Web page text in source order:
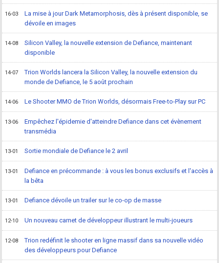
16-03
La mise à jour Dark Metamorphosis, dès à présent disponible, se
dévoile en images
14-08
Silicon Valley, la nouvelle extension de Defiance, maintenant
disponible
14-07
Trion Worlds lancera la Silicon Valley, la nouvelle extension du
monde de Defiance, le 5 août prochain
14-06 Le Shooter MMO de Trion Worlds, désormais Free-to-Play sur PC
13-06
Empêchez l'épidemie d'atteindre Defiance dans cet évènement
transmédia
13-01 Sortie mondiale de Defiance le 2 avril
13-01
Defiance en précommande : à vous les bonus exclusifs et l'accès à
la bêta
13-01 Defiance dévoile un trailer sur le co-op de masse
12-10 Un nouveau carnet de développeur illustrant le multi-joueurs
12-08
Trion redéfinit le shooter en ligne massif dans sa nouvelle vidéo
des développeurs pour Defiance